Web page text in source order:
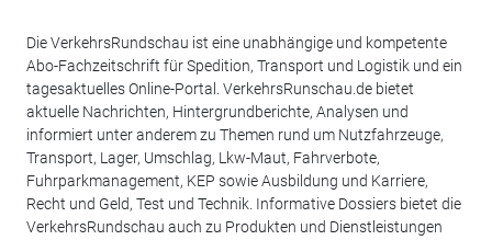
Die VerkehrsRundschau ist eine unabhängige und kompetente
Abo-Fachzeitschrift für Spedition, Transport und Logistik und ein
tagesaktuelles Online-Portal. VerkehrsRunschau.de bietet
aktuelle Nachrichten, Hintergrundberichte, Analysen und
informiert unter anderem zu Themen rund um Nutzfahrzeuge,
Transport, Lager, Umschlag, Lkw-Maut, Fahrverbote,
Fuhrparkmanagement, KEP sowie Ausbildung und Karriere,
Recht und Geld, Test und Technik. Informative Dossiers bietet die
VerkehrsRundschau auch zu Produkten und Dienstleistungen